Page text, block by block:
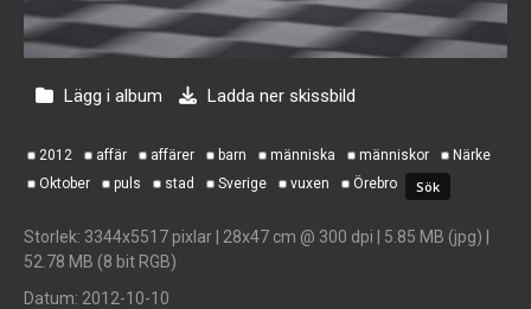
Lägg i album Ladda ner skissbild
2012 affär affärer barn människa människor
Närke
Oktober
puls stad Sverige vuxen Örebro
Storlek: 3344x5517 pixlar | 28x47 cm @ 300 dpi | 5.85 MB (jpg) |
52.78 MB (8 bit RGB)
Datum: 2012-10-10